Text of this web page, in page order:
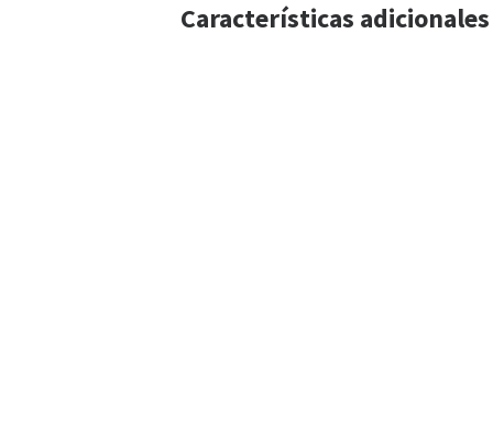
Características adicionales